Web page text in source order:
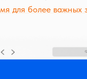
для более важных